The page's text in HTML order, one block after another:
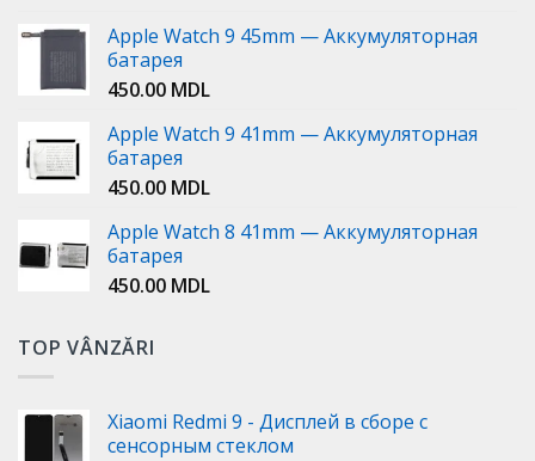
Apple Watch 9 45mm — Аккумуляторная
батарея
450.00 MDL
Apple Watch 9 41mm — Аккумуляторная
батарея
450.00 MDL
Apple Watch 8 41mm — Аккумуляторная
батарея
450.00 MDL
TOP VÂNZĂRI
Xiaomi Redmi 9 - Дисплей в сборе с
сенсорным стеклом